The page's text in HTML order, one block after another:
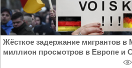
Жёсткое задержание мигрантов в
миллион просмотров в Европе и